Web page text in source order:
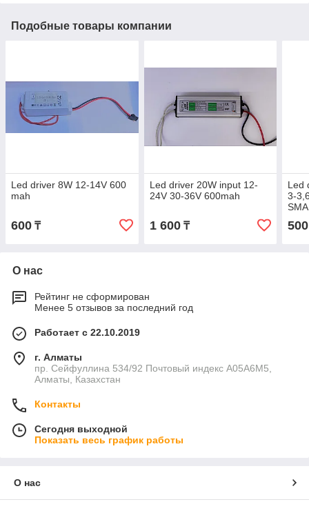
Подобные товары компании
Led driver 8W 12-14V 600
mah
600 ₸
Led driver 20W input 12-
24V 30-36V 600mah
1 600₸
Led
3-
500
О нас
Рейтинг не сформирован
Менее 5 отзывов за последний год
Работает с 22.10.2019
г. Алматы
пр. Сейфуллина 534/92 Почтовый индекс A05A6M5,
Алматы, Казахстан
Контакты
Сегодня выходной
Показать весь график работы
О нас